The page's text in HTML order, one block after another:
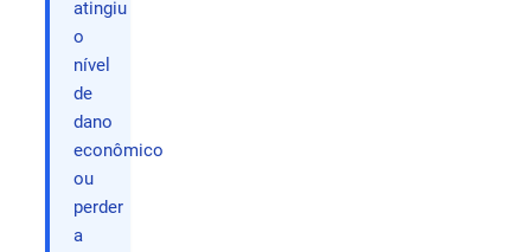
atingiu
o
nível
de
dano
econômico
ou
perder
a